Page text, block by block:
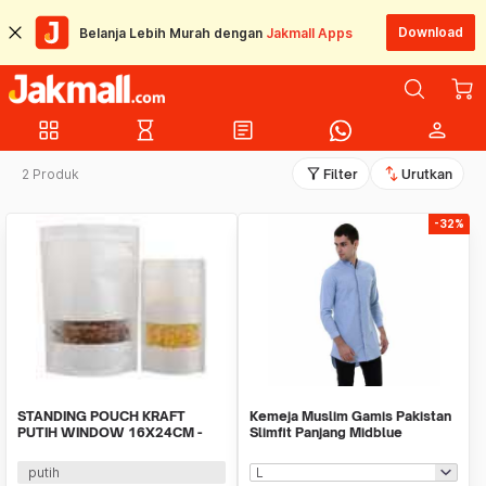
Belanja Lebih Murah dengan Jakmall Apps Download
grid_view hourglass_empty article person
2 Produk filter_alt Filter swap_vert Urutkan
STANDING POUCH KRAFT
PUTIH WINDOW 16X24CM -
putih
-32%
Kemeja Muslim Gamis Pakistan
Slimfit Panjang Midblue